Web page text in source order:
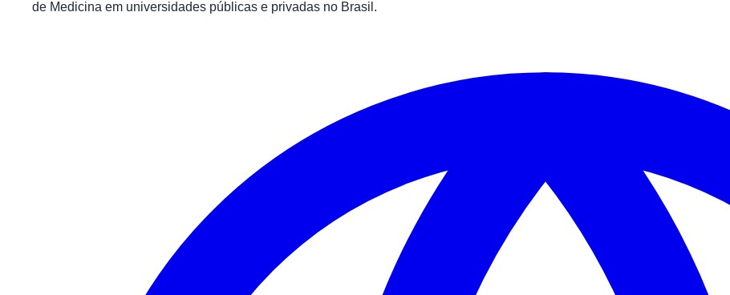
de Medicina em universidades públicas e privadas no Brasil.